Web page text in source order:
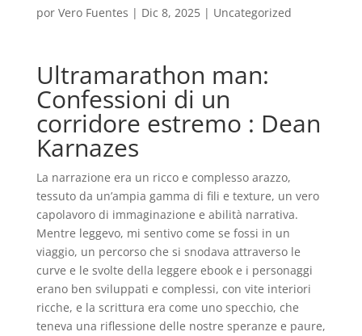
por Vero Fuentes | Dic 8, 2025| Uncategorized
Ultramarathon man:
Confessioni di un
corridore estremo : Dean
Karnazes
La narrazione era un ricco e complesso arazzo,
tessuto da un’ampia gamma di fili e texture, un vero
capolavoro di immaginazione e abilità narrativa.
Mentre leggevo, mi sentivo come se fossi in un
viaggio, un percorso che si snodava attraverso le
curve e le svolte della leggere ebook e i personaggi
erano ben sviluppati e complessi, con vite interiori
ricche, e la scrittura era come uno specchio, che
teneva una riflessione delle nostre speranze e paure,